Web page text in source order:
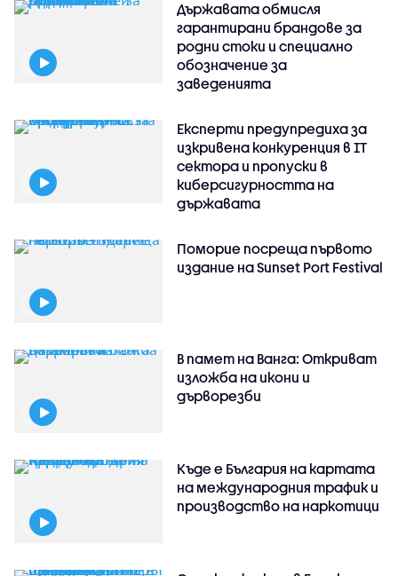
Държавата обмисля
гарантирани брандове за
родни стоки и специално
обозначение за
заведенията
Експерти предупредиха за
изкривена конкуренция в IT
сектора и пропуски в
киберсигурността на
държавата
Поморие посреща първото
издание на Sunset Port Festival
В памет на Ванга: Откриват
изложба на икони и
дърворезби
Къде е България на картата
на международния трафик и
производство на наркотици